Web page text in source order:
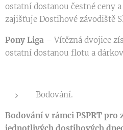
ostatní dostanou čestné ceny
zajišťuje Dostihové závodiště
Pony Liga – Vítězná dvojice
ostatní dostanou flotu a
Bodování.
Bodování v rámci PSPRT pro